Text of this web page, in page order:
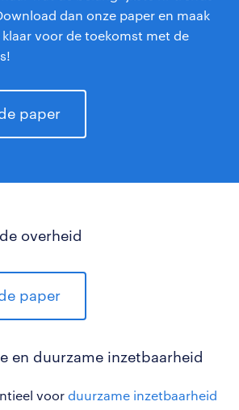
dan onze paper en maak
voor de toekomst met de
paper
overheid
paper
en duurzame inzetbaarheid
voor duurzame inzetbaarheid